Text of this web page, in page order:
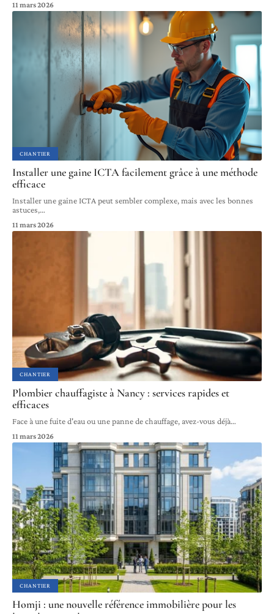
11 mars 2026
CHANTIER
Installer une gaine ICTA facilement grâce à une méthode
efficace
Installer une gaine ICTA peut sembler complexe, mais avec les bonnes
astuces,…
11 mars 2026
CHANTIER
Plombier chauffagiste à Nancy : services rapides et
efficaces
Face à une fuite d'eau ou une panne de chauffage, avez-vous déjà…
11 mars 2026
CHANTIER
Homji : une nouvelle référence immobilière pour les